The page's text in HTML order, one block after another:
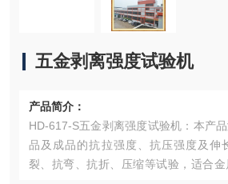
五金剥离强度试验机
产品简介：
HD-617-S五金剥离强度试验机：本产
品及成品的抗拉强度、抗压强度及伸
裂、抗弯、抗折、压缩等试验，适合金